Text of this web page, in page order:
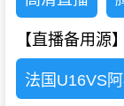
【直播备用源】
法国U16VS